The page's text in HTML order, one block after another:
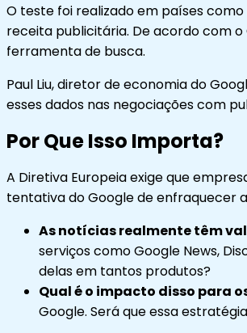
O teste foi realizado em países
receita publicitária. De acordo com o
ferramenta de busca.
Paul Liu, diretor de economia do
esses dados nas negociações com
Por Que Isso Importa?
A Diretiva Europeia exige que
tentativa do Google de enfraquecer
As notícias realmente têm
serviços como Google News,
delas em tantos produtos?
Qual é o impacto disso para
Google. Será que essa